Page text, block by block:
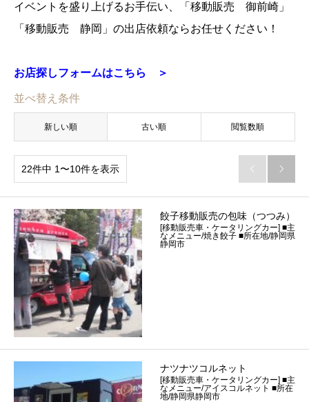
イベントを盛り上げるお手伝い、「移動販売 御前崎」
「移動販売 静岡」の出店依頼ならお任せください！
お店探しフォームはこちら ＞
並べ替え条件
新しい順 古い順 閲覧数順
22件中 1〜10件を表示  
餃子移動販売の包味（つつみ）
[移動販売車・ケータリングカー] ■主
なメニュー/焼き餃子 ■所在地/静岡県
静岡市
ナツナツコルネット
[移動販売車・ケータリングカー] ■主
なメニュー/アイスコルネット ■所在
地/静岡県静岡市